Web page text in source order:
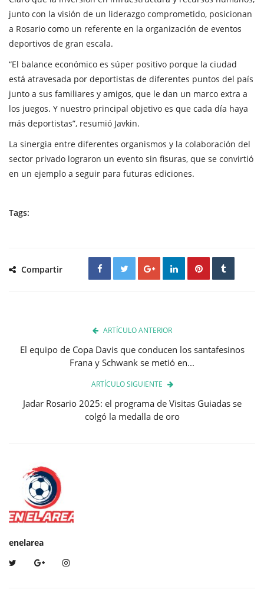
junto con la visión de un liderazgo comprometido, posicionan
a Rosario como un referente en la organización de eventos
deportivos de gran escala.
“El balance económico es súper positivo porque la ciudad
está atravesada por deportistas de diferentes puntos del país
junto a sus familiares y amigos, que le dan un marco extra a
los juegos. Y nuestro principal objetivo es que cada día haya
más deportistas”, resumió Javkin.
La sinergia entre diferentes organismos y la colaboración del
sector privado lograron un evento sin fisuras, que se convirtió
en un ejemplo a seguir para futuras ediciones.
Tags:
Compartir
ARTÍCULO ANTERIOR
El equipo de Copa Davis que conducen los santafesinos
Frana y Schwank se metió en...
ARTÍCULO SIGUIENTE
Jadar Rosario 2025: el programa de Visitas Guiadas se
colgó la medalla de oro
enelarea